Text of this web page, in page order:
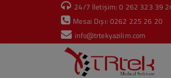
24/7 İletişim: 0 262 323 39
Mesai Dışı: 0262 225 26 20
info@trtekyazilim.com